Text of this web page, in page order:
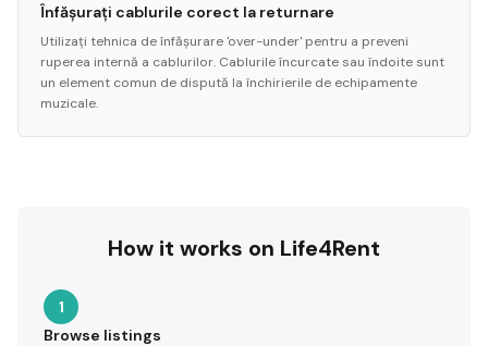
Înfășurați cablurile corect la returnare
Utilizați tehnica de înfășurare 'over-under' pentru a preveni
ruperea internă a cablurilor. Cablurile încurcate sau îndoite sunt
un element comun de dispută la închirierile de echipamente
muzicale.
How it works on Life4Rent
1
Browse listings